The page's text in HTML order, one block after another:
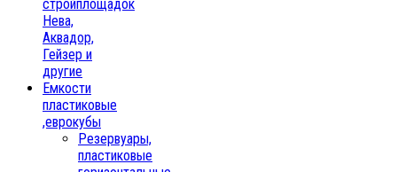
стройплощадок
Нева,
Аквадор,
Гейзер и
другие
Емкости
пластиковые
,еврокубы
Резервуары,
пластиковые